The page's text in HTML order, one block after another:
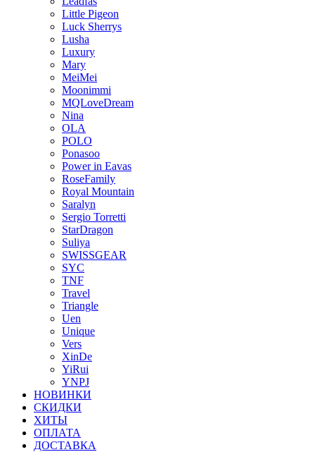
Little Pigeon
Luck Sherrys
Lusha
Luxury
Mary
MeiMei
Moonimmi
MQLoveDream
Nina
OLA
POLO
Ponasoo
Power in Eavas
RoseFamily
Royal Mountain
Saralyn
Sergio Torretti
StarDragon
Suliya
SWISSGEAR
SYC
TNF
Travel
Triangle
Uen
Unique
Vers
XinDe
YiRui
YNPJ
НОВИНКИ
СКИДКИ
ХИТЫ
ОПЛАТА
ДОСТАВКА